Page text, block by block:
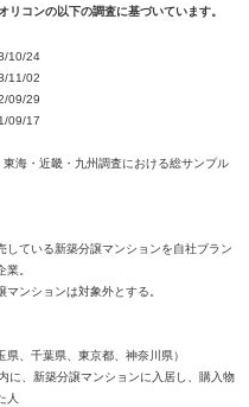
コンの以下の調査に基づいています。
10/24
11/02
09/29
09/17
海・近畿・九州調査における総サンプル
している新築分譲マンションを自社ブラン
業。
マンションは対象外とする。
県、千葉県、東京都、神奈川県）
に、新築分譲マンションに入居し、購入物
人